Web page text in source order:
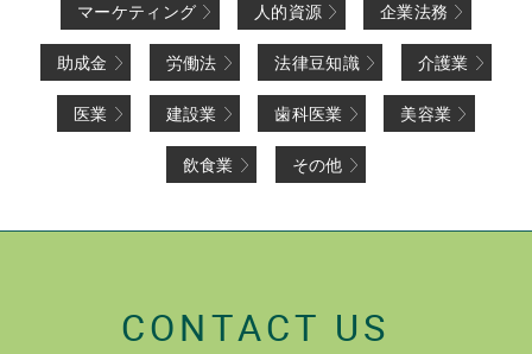
マーケティング 人的資源 企業法務
助成金 労働法 法律豆知識 介護業
医業 建設業 歯科医業 美容業
飲食業 その他
CONTACT US